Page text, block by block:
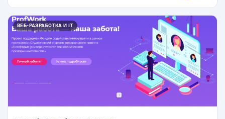
ВЕБ-РАЗРАБОТКА И IT